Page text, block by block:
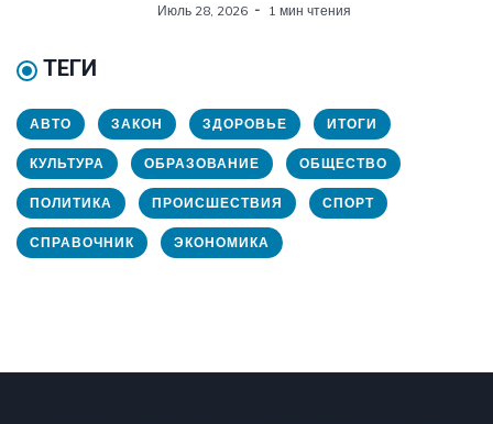
Июль 28, 2026 1 мин чтения
ТЕГИ
АВТО ЗАКОН ЗДОРОВЬЕ ИТОГИ
КУЛЬТУРА ОБРАЗОВАНИЕ ОБЩЕСТВО
ПОЛИТИКА ПРОИСШЕСТВИЯ СПОРТ
СПРАВОЧНИК ЭКОНОМИКА